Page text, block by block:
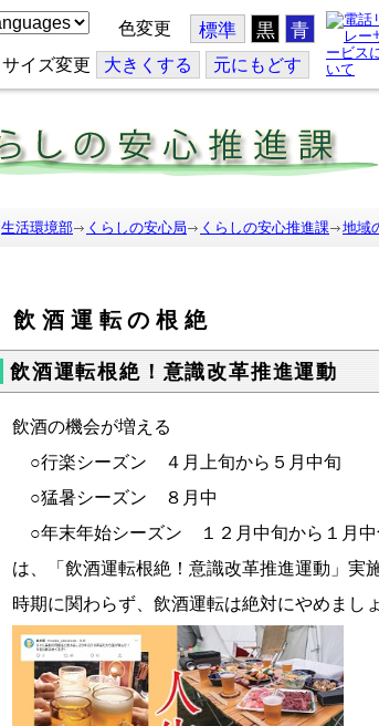
色変更 標準 黒 青
サイズ変更 大きくする 元にもどす
生活環境部 くらしの安心局 くらしの安心推進課 地域
飲酒運転の根絶
飲酒運転根絶！意識改革推進運動
飲酒の機会が増える
○行楽シーズン ４月上旬から５月中旬
○猛暑シーズン ８月中
○年末年始シーズン １２月中旬から１月中
は、「飲酒運転根絶！意識改革推進運動」実
時期に関わらず、飲酒運転は絶対にやめまし